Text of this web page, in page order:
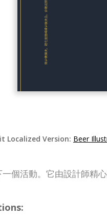
Localized Version: Beer
個活動。它由設計師精